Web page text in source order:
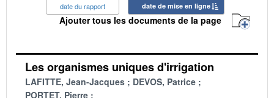
date du rapport date de mise en ligne
Ajouter tous les documents de la page
Les organismes uniques d'irrigation
LAFITTE, Jean-Jacques
DEVOS, Patrice
PORTET, Pierre